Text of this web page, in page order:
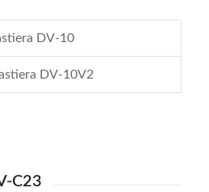
DV-10
DV-10V2
C23